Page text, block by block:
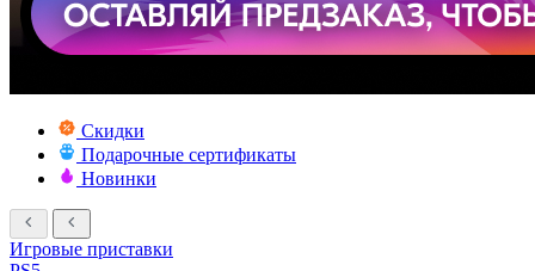
Скидки
Подарочные сертификаты
Новинки
Игровые приставки